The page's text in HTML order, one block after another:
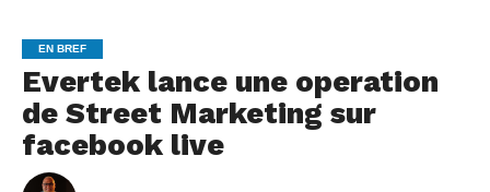
EN BREF
Evertek lance une operation
de Street Marketing sur
facebook live